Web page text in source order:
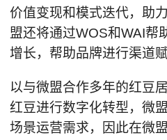
价值变现和模式迭代，助
盟还将通过WOS和WAI帮
增长，帮助品牌进行渠道赋
以与微盟合作多年的红豆
红豆进行数字化转型，微
场景运营需求，因此在微